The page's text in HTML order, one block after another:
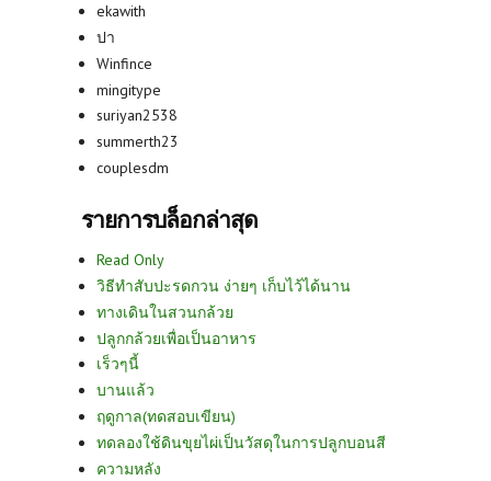
ekawith
ปา
Winfince
mingitype
suriyan2538
summerth23
couplesdm
รายการบล็อกล่าสุด
Read Only
วิธีทำสับปะรดกวน ง่ายๆ เก็บไว้ได้นาน
ทางเดินในสวนกล้วย
ปลูกกล้วยเพื่อเป็นอาหาร
เร็วๆนี้
บานแล้ว
ฤดูกาล(ทดสอบเขียน)
ทดลองใช้ดินขุยไผ่เป็นวัสดุในการปลูกบอนสี
ความหลัง